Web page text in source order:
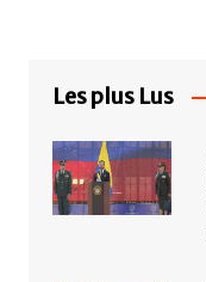
Les plus Lus